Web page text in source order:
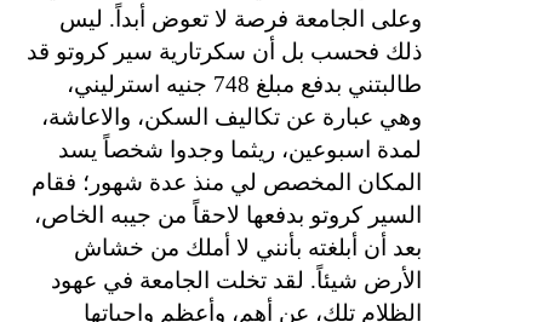
وعلى الجامعة فرصة لا تعوض أبداً. ليس
ذلك فحسب بل أن سكرتارية سير كروتو قد
طالبتني بدفع مبلغ 748 جنيه استرليني،
وهي عبارة عن تكاليف السكن، والاعاشة،
لمدة اسبوعين، ريثما وجدوا شخصاً يسد
المكان المخصص لي منذ عدة شهور؛ فقام
السير كروتو بدفعها لاحقاً من جيبه الخاص،
بعد أن أبلغته بأنني لا أملك من خشاش
الأرض شيئاً. لقد تخلت الجامعة في عهود
الظلام تلك، عن أهم، وأعظم واجباتها